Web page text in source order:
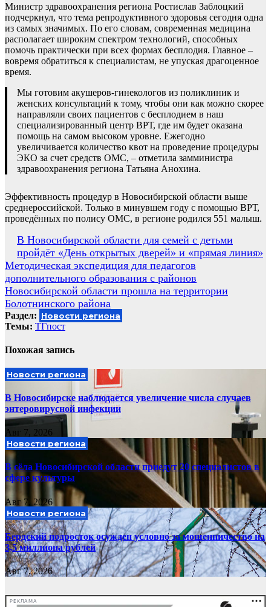
Министр здравоохранения региона Ростислав Заблоцкий
подчеркнул, что тема репродуктивного здоровья сегодня одна
из самых значимых. По его словам, современная медицина
располагает широким спектром технологий, способных
помочь практически при всех формах бесплодия. Главное –
вовремя обратиться к специалистам, не упуская драгоценное
время.
Мы готовим акушеров-гинекологов из поликлиник и
женских консультаций к тому, чтобы они как можно скорее
направляли своих пациентов с бесплодием в наш
специализированный центр ВРТ, где им будет оказана
помощь на самом высоком уровне. Ежегодно
увеличивается количество квот на проведение процедуры
ЭКО за счет средств ОМС, – отметила замминистра
здравоохранения региона Татьяна Анохина.
Эффективность процедур в Новосибирской области выше
среднероссийской. Только в минувшем году с помощью ВРТ,
проведённых по полису ОМС, в регионе родился 551 малыш.
Навигация
по
записям
В Новосибирской области для семей с детьми
пройдёт «День открытых дверей» и «прямая линия»
Методическая экспедиция для педагогов
дополнительного образования с районов
Новосибирской области прошла на территории
Болотнинского района
Раздел: Новости региона
Темы: ТГпост
Похожая запись
Новости региона
В Новосибирске наблюдается увеличение числа случаев
энтеровирусной инфекции
Авг 7, 2026
Новости региона
В сёла Новосибирской области приедут 20 специалистов в
сфере культуры
Авг 7, 2026
Новости региона
Бердский подросток осужден условно за мошенничество на
3,5 миллиона рублей
Авг 7, 2026
РЕКЛАМА